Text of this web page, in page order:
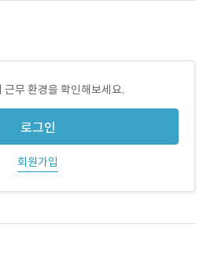
근무 환경을 확인해보세요.
로그인
회원가입